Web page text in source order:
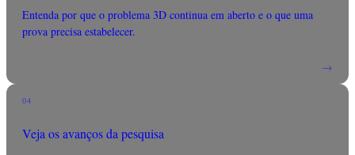
Entenda por que o problema 3D continua em aberto e o que uma
prova precisa estabelecer.
→
04
Veja os avanços da pesquisa